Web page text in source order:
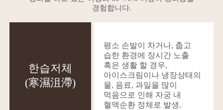
경험합니다.
한습저체
(寒濕沮滯)
평소 손발이 차거나, 춥고
습한 환경에 장시간 노출
혹은 생활 할 경우,
아이스크림이나 냉장상태의
물, 음료, 과일을 많이
먹음으로 인해 자궁 내
혈액순환 정체로 발생.